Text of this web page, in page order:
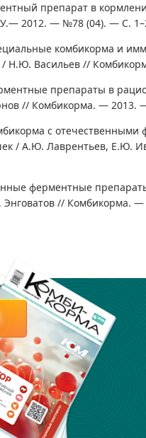
препарат в
2012. — №78 (04). — С.
комбикорма и
/ Н.Ю. Васильев //
препараты в
// Комбикорма. — 2013.
с
/ А.Ю. Лаврентьев, Е.Ю.
ферментные
Энговатов // Комбикорма.